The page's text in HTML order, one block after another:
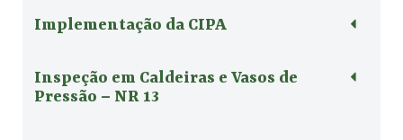
Implementação da CIPA
Inspeção em Caldeiras e Vasos de
Pressão – NR 13